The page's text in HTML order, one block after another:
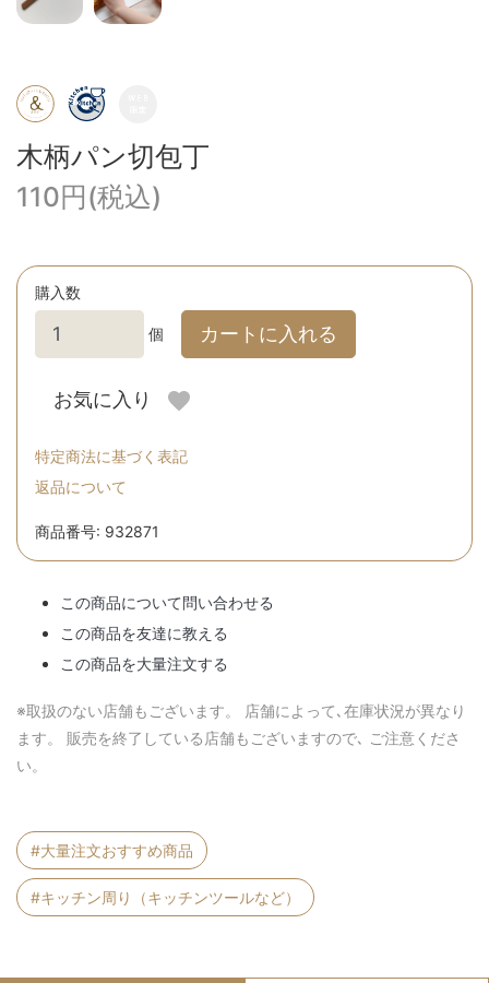
木柄パン切包丁
110円(税込)
購入数
個 カートに入れる
お気に入り
特定商法に基づく表記
返品について
商品番号: 932871
この商品について問い合わせる
この商品を友達に教える
この商品を大量注文する
※取扱のない店舗もございます。 店舗によって､在庫状況が異なり
ます。 販売を終了している店舗もございますので､ ご注意くださ
い。
#大量注文おすすめ商品
#キッチン周り（キッチンツールなど）